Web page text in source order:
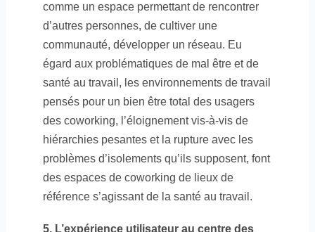
comme un espace permettant de rencontrer
d’autres personnes, de cultiver une
communauté, développer un réseau. Eu
égard aux problématiques de mal être et de
santé au travail, les environnements de travail
pensés pour un bien être total des usagers
des coworking, l’éloignement vis-à-vis de
hiérarchies pesantes et la rupture avec les
problèmes d’isolements qu’ils supposent, font
des espaces de coworking de lieux de
référence s’agissant de la santé au travail.
5. L’expérience utilisateur au centre des